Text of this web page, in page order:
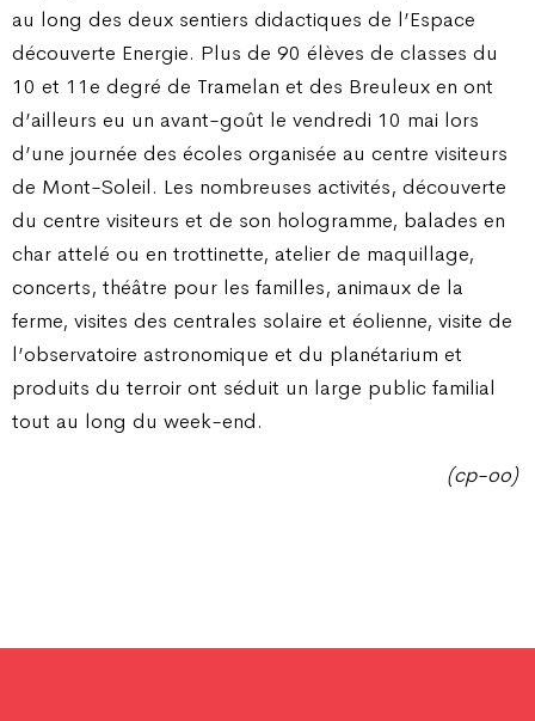
au long des deux sentiers didactiques de l’Espace
découverte Energie. Plus de 90 élèves de classes du
10 et 11e degré de Tramelan et des Breuleux en ont
d’ailleurs eu un avant-goût le vendredi 10 mai lors
d’une journée des écoles organisée au centre visiteurs
de Mont-Soleil. Les nombreuses activités, découverte
du centre visiteurs et de son hologramme, balades en
char attelé ou en trottinette, atelier de maquillage,
concerts, théâtre pour les familles, animaux de la
ferme, visites des centrales solaire et éolienne, visite de
l’observatoire astronomique et du planétarium et
produits du terroir ont séduit un large public familial
tout au long du week-end.
(cp-oo)